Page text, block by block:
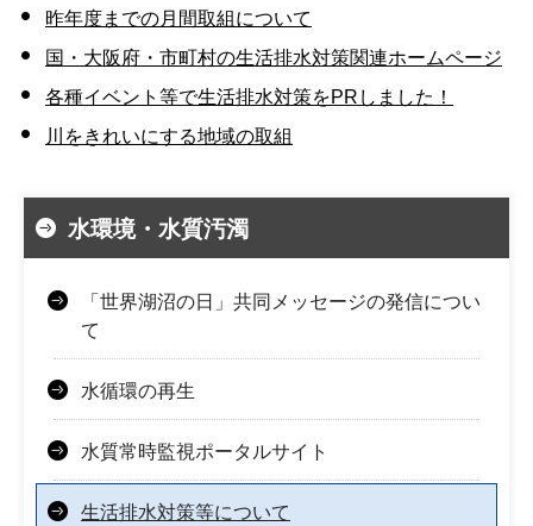
昨年度までの月間取組について
国・大阪府・市町村の生活排水対策関連ホームページ
各種イベント等で生活排水対策をPRしました！
川をきれいにする地域の取組
水環境・水質汚濁
「世界湖沼の日」共同メッセージの発信につい
て
水循環の再生
水質常時監視ポータルサイト
生活排水対策等について